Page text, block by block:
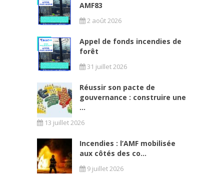
AMF83
2 août 2026
Appel de fonds incendies de
forêt
31 juillet 2026
Réussir son pacte de
gouvernance : construire une
...
13 juillet 2026
Incendies : l’AMF mobilisée
aux côtés des co...
9 juillet 2026